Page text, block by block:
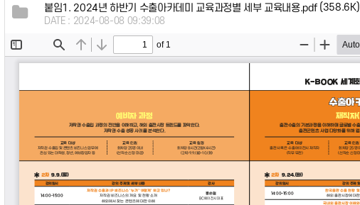
붙임1. 2024년 하반기 수출아카데미 교육과정별 세부 교육내용.pdf(358.6K)
DATE : 2024-08-08 09:39:08